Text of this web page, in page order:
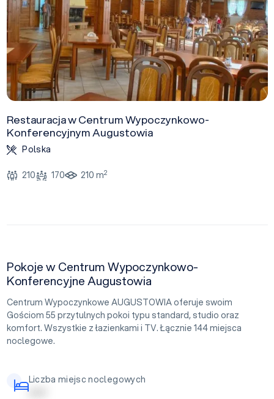
Restauracja w Centrum Wypoczynkowo-
Konferencyjnym Augustowia
Polska
210 170 210 m2
Pokoje w Centrum Wypoczynkowo-
Konferencyjne Augustowia
Centrum Wypoczynkowe AUGUSTOWIA oferuje swoim
Gościom 55 przytulnych pokoi typu standard, studio oraz
komfort. Wszystkie z łazienkami i TV. Łącznie 144 miejsca
noclegowe.
Liczba miejsc noclegowych
| | | | |